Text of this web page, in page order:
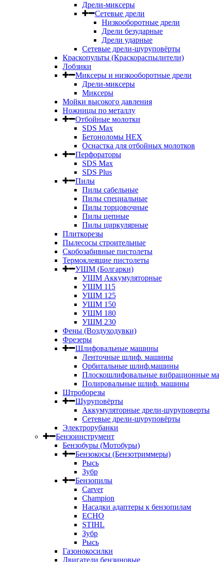
Дрели-миксеры
Сетевые дрели
Низкооборотные дрели
Дрели безударные
Дрели ударные
Сетевые дрели-шуруповёрты
Краскопульты (Краскораспылители)
Лобзики
Миксеры и низкооборотные дрели
Дрели-миксеры
Миксеры
Мойки высокого давления
Ножницы по металлу
Отбойные молотки
SDS Max
Бетоноломы HEX
Оснастка для отбойных молотков
Перфораторы
SDS Max
SDS Plus
Пилы
Пилы сабельные
Пилы специальные
Пилы торцовочные
Пилы цепные
Пилы циркулярные
Плиткорезы
Пылесосы строительные
Скобозабивные пистолеты
Термоклеящие пистолеты
УШМ (Болгарки)
УШМ Аккумуляторные
УШМ 115
УШМ 125
УШМ 150
УШМ 180
УШМ 230
Фены (Воздуходувки)
Фрезеры
Шлифовальные машины
Ленточные шлиф. машины
Орбитальные шлиф.машины
Плоскошлифовальные вибрационные
Полировальные шлиф. машины
Штроборезы
Шуруповёрты
Аккумуляторные дрели-шуруповерты
Сетевые дрели-шуруповёрты
Электрорубанки
Бензоинструмент
Бензобуры (Мотобуры)
Бензокосы (Бензотриммеры)
Рысь
Зубр
Бензопилы
Carver
Champion
Насадки адаптеры к бензопилам
ECHO
STIHL
Зубр
Рысь
Газонокосилки
Двигатели бензиновые